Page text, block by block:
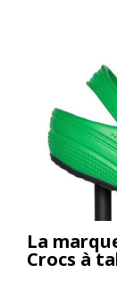
La
Crocs à